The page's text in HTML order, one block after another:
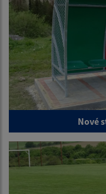
Nové